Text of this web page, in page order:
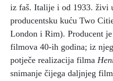
iz faš. Italije i od 1933. živi
producentsku kuću Two
London i Rim). Producent
filmova 40-ih godina; iz
potječe realizacija filma
snimanje čijega daljnjeg